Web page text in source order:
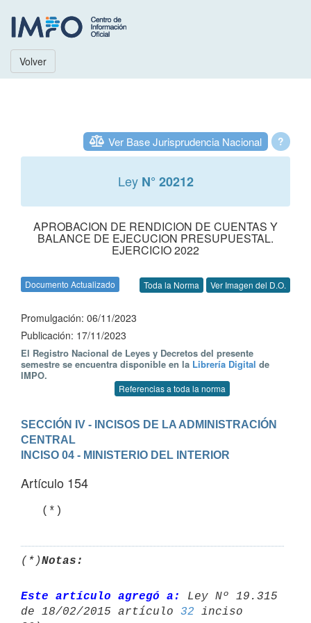
Volver
?
Ver Base Jurisprudencia Nacional
Ley N° 20212
APROBACION DE RENDICION DE CUENTAS Y
BALANCE DE EJECUCION PRESUPUESTAL.
EJERCICIO 2022
Documento Actualizado Toda la Norma Ver Imagen del D.O.
Promulgación: 06/11/2023
Publicación: 17/11/2023
El Registro Nacional de Leyes y Decretos del presente
semestre se encuentra disponible en la Librería Digital de
IMPO.
Referencias a toda la norma
SECCIÓN IV - INCISOS DE LA ADMINISTRACIÓN
CENTRAL
INCISO 04 - MINISTERIO DEL INTERIOR
Artículo 154
(*)Notas:
Este artículo agregó a:
Ley Nº 19.315
de 18/02/2015 artículo 32 inciso